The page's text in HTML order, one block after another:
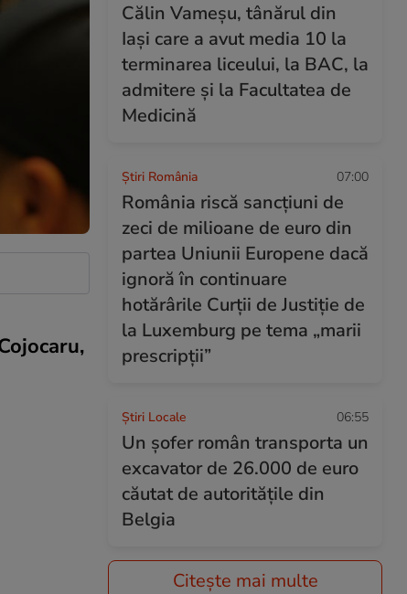
Călin Vameșu, tânărul din
Iași care a avut media 10 la
terminarea liceului, la BAC, la
admitere și la Facultatea de
Medicină
Știri România 07:00
România riscă sancțiuni de
zeci de milioane de euro din
partea Uniunii Europene dacă
ignoră în continuare
hotărârile Curții de Justiție de
la Luxemburg pe tema „marii
prescripții”
Știri Locale 06:55
Un șofer român transporta un
excavator de 26.000 de euro
căutat de autoritățile din
Belgia
Citește mai multe